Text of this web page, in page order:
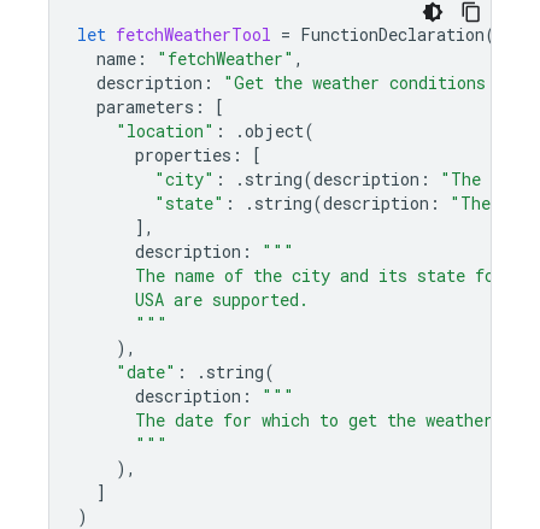
let fetchWeatherTool = FunctionDeclaration(
name : "fetchWeather" ,
description :
"Get the weather conditions
parameters :
[
"location" : .object(
properties :
[
"city" : . string(description :
"The city
"state" : . string(description :
"The
],
description :
"""
The name of the city and its state for
      USA are supported.
      """
),
"date" : . string(
description :
"""
The date for which to get the weather.
      """
),
]
)